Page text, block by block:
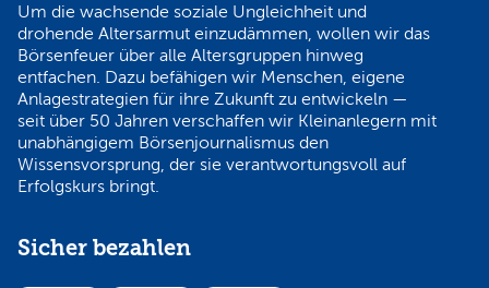
Um die wachsende soziale Ungleichheit und
drohende Altersarmut einzudämmen, wollen wir das
Börsenfeuer über alle Altersgruppen hinweg
entfachen. Dazu befähigen wir Menschen, eigene
Anlagestrategien für ihre Zukunft zu entwickeln —
seit über 50 Jahren verschaffen wir Kleinanlegern mit
unabhängigem Börsenjournalismus den
Wissensvorsprung, der sie verantwortungsvoll auf
Erfolgskurs bringt.
Sicher bezahlen